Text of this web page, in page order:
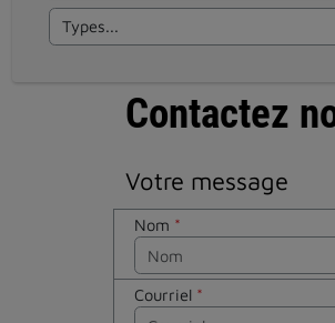
Contactez
Votre message
Nom *
Courriel *